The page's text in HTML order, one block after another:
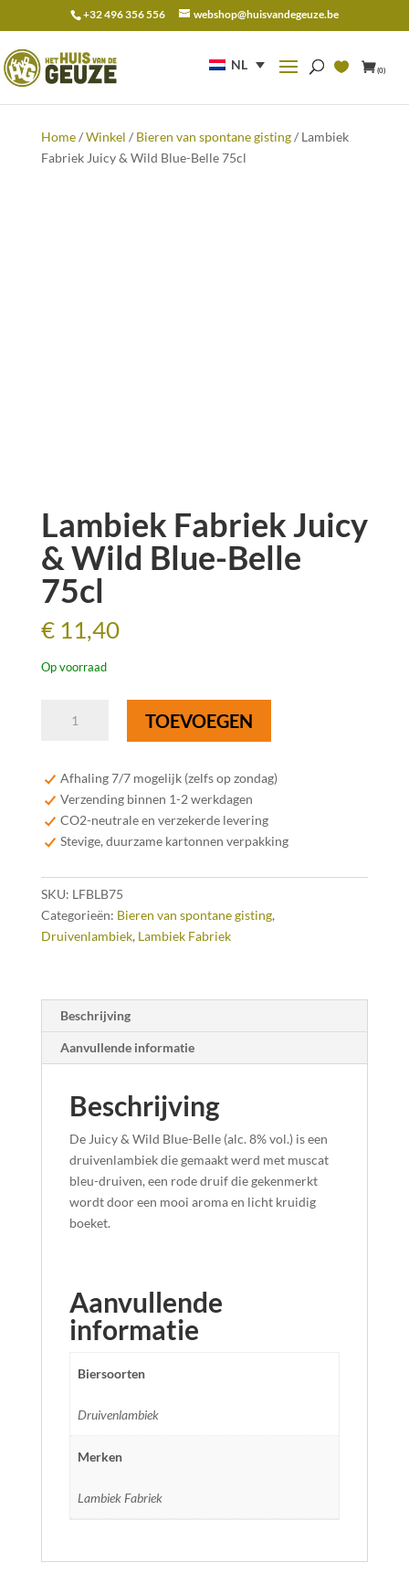
+32 496 356 556 webshop@huisvandegeuze.be
NL (0)
naar:
Home/Winkel / Bieren van spontane gisting/ Lambiek
Fabriek Juicy & Wild Blue-Belle 75cl
Lambiek Fabriek Juicy
& Wild Blue-Belle
75cl
€11,40
Op voorraad
Fabriek
Wild
Blue-
Belle
aantal
TOEVOEGEN
Afhaling 7/7 mogelijk (zelfs op zondag)
Verzending binnen 1-2 werkdagen
CO2-neutrale en verzekerde levering
Stevige, duurzame kartonnen verpakking
SKU: LFBLB75
Categorieën: Bieren van spontane gisting,
Druivenlambiek, Lambiek Fabriek
Beschrijving
Aanvullende informatie
Beschrijving
De Juicy & Wild Blue-Belle (alc. 8% vol.) is een
druivenlambiek die gemaakt werd met muscat
bleu-druiven, een rode druif die gekenmerkt
wordt door een mooi aroma en licht kruidig
boeket.
Aanvullende
informatie
Biersoorten
Druivenlambiek
Merken
Lambiek Fabriek